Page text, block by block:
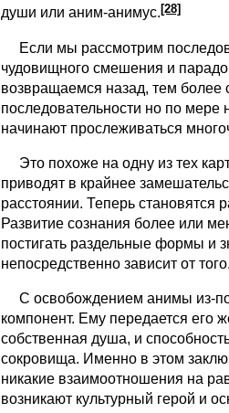
души или аним-анимус.[28]
Если мы рассмотрим
чудовищного смешения и
возвращаемся назад, тем
последовательности но по
начинают прослеживаться
Это похоже на одну из тех
приводят в крайнее
расстоянии. Теперь
Развитие сознания более или
постигать раздельные формы и
непосредственно зависит от
С освобождением анимы из-под
компонент. Ему передается его
собственная душа, и
сокровища. Именно в этом
никакие взаимоотношения на
возникают культурный герой и